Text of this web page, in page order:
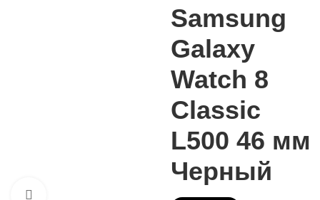
Samsung
Galaxy
Watch 8
Classic
L500 46 мм
Черный